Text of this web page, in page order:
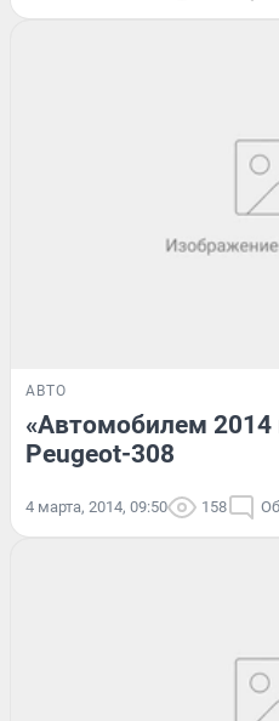
АВТО
«Автомобилем 2014
Peugeot-308
4 марта, 2014, 09:50 158